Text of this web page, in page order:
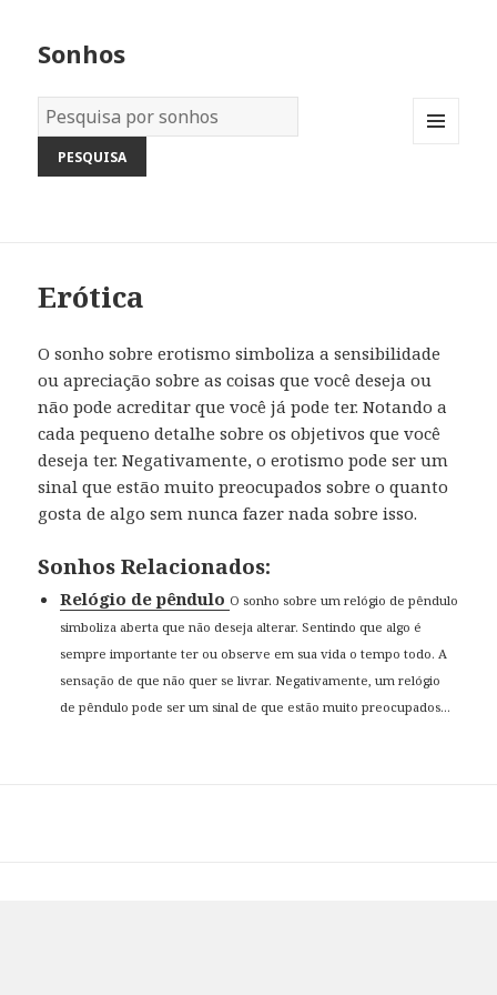
Sonhos
Dicionário
dos
Sonhos:
Erótica
O sonho sobre erotismo simboliza a sensibilidade
ou apreciação sobre as coisas que você deseja ou
não pode acreditar que você já pode ter. Notando a
cada pequeno detalhe sobre os objetivos que você
deseja ter. Negativamente, o erotismo pode ser um
sinal que estão muito preocupados sobre o quanto
gosta de algo sem nunca fazer nada sobre isso.
Sonhos Relacionados:
Relógio de pêndulo O sonho sobre um relógio de pêndulo
simboliza aberta que não deseja alterar. Sentindo que algo é
sempre importante ter ou observe em sua vida o tempo todo. A
sensação de que não quer se livrar. Negativamente, um relógio
de pêndulo pode ser um sinal de que estão muito preocupados...